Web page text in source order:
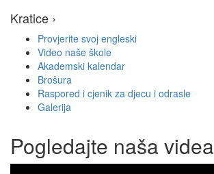
Kratice ›
Provjerite svoj engleski
Video naše škole
Akademski kalendar
Brošura
Raspored i cjenik za djecu i odrasle
Galerija
Pogledajte naša videa